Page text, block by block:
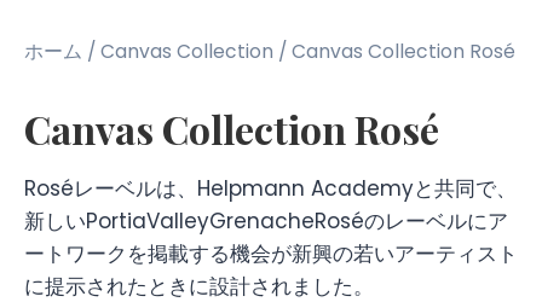
ホーム / Canvas Collection / Canvas Collection Rosé
Canvas Collection Rosé
Roséレーベルは、Helpmann Academyと共同で、
新しいPortiaValleyGrenacheRoséのレーベルにア
ートワークを掲載する機会が新興の若いアーティスト
に提示されたときに設計されました。